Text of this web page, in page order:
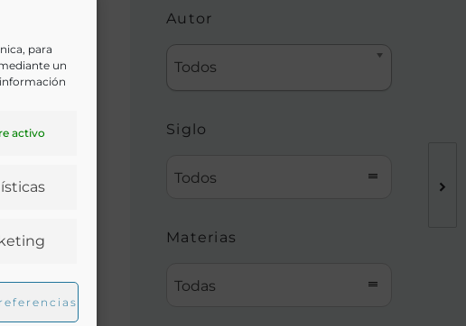
para
un
activo
Autor
Todos
Siglo
Todos
Materias
Todas